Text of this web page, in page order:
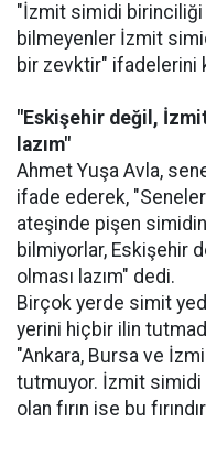
"İzmit simidi birinciliği
bilmeyenler İzmit
bir zevktir" ifadelerini
"Eskişehir değil,
lazım"
Ahmet Yuşa Avla,
ifade ederek,
ateşinde pişen simidin
bilmiyorlar, Eskişehir
olması lazım" dedi.
Birçok yerde simit
yerini hiçbir ilin
"Ankara, Bursa ve
tutmuyor. İzmit simidi
olan fırın ise bu